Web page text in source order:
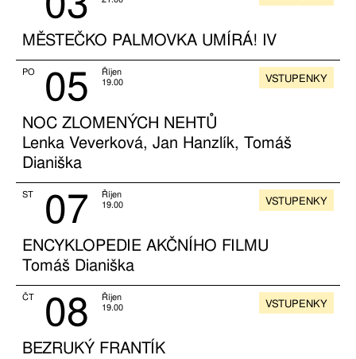
MĚSTEČKO PALMOVKA UMÍRÁ! IV
PO 05
Říjen
19.00
NOC ZLOMENÝCH NEHTŮ
Lenka Veverková, Jan Hanzlík, Tomáš
Dianiška
VSTUPENKY
ST 07
Říjen
19.00
ENCYKLOPEDIE AKČNÍHO FILMU
Tomáš Dianiška
VSTUPENKY
ČT 08
Říjen
19.00
BEZRUKÝ FRANTÍK
VSTUPENKY